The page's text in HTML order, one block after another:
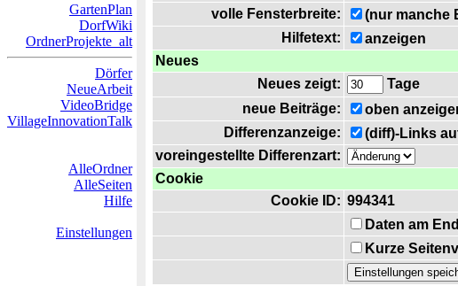
GartenPlan
DorfWiki
OrdnerProjekte_alt
Dörfer
NeueArbeit
VideoBridge
VillageInnovationTalk
AlleOrdner
AlleSeiten
Hilfe
Einstellungen
volle Fensterbreite:
(nur manche
Hilfetext:
anzeigen
Neues
Neues zeigt:
Tage
neue Beiträge:
oben
Differenzanzeige:
(diff)-Links
voreingestellte Differenzart:
Cookie
Cookie ID: 994341
Daten am
Kurze